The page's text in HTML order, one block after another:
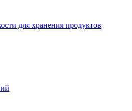
для хранения продуктов